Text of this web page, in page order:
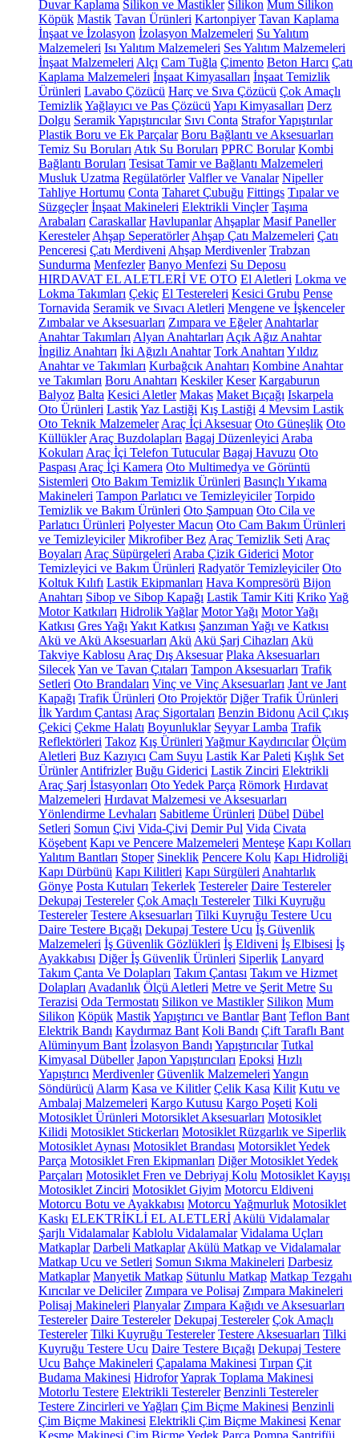
Duvar Kaplama Silikon ve Mastikler Silikon Mum Silikon
Köpük Mastik Tavan Ürünleri Kartonpiyer Tavan Kaplama
İnşaat ve İzolasyon İzolasyon Malzemeleri Su Yalıtım
Malzemeleri Isı Yalıtım Malzemeleri Ses Yalıtım Malzemeleri
İnşaat Malzemeleri Alçı Cam Tuğla Çimento Beton Harcı Çatı
Kaplama Malzemeleri İnşaat Kimyasalları İnşaat Temizlik
Ürünleri Lavabo Çözücü Harç ve Sıva Çözücü Çok Amaçlı
TemizlikYağlayıcı ve Pas Çözücü Yapı Kimyasalları Derz
Dolgu Seramik Yapıştırıcılar Sıvı Conta Strafor Yapıştırılar
Plastik Boru ve Ek Parçalar Boru Bağlantı ve Aksesuarları
Temiz Su Boruları Atık Su Boruları PPRC Borular Kombi
Bağlantı Boruları Tesisat Tamir ve Bağlantı Malzemeleri
Musluk Uzatma Regülatörler Valfler ve Vanalar Nipeller
Tahliye Hortumu Conta Taharet Çubuğu Fittings Tıpalar ve
Süzgeçler İnşaat Makineleri Elektrikli Vinçler Taşıma
Arabaları Caraskallar Havlupanlar Ahşaplar Masif Paneller
Keresteler Ahşap Seperatörler Ahşap Çatı Malzemeleri Çatı
Penceresi Çatı Merdiveni Ahşap Merdivenler Trabzan
Sundurma Menfezler Banyo Menfezi Su Deposu
HIRDAVAT EL ALETLERİ VE OTO El Aletleri Lokma ve
Lokma Takımları Çekiç El Testereleri Kesici Grubu Pense
Tornavida Seramik ve Sıvacı Aletleri Mengene ve İşkenceler
Zımbalar ve Aksesuarları Zımpara ve Eğeler Anahtarlar
Anahtar Takımları Alyan Anahtarları Açık Ağız Anahtar
İngiliz Anahtarı İki Ağızlı Anahtar Tork Anahtarı Yıldız
Anahtar ve Takımları Kurbağcık Anahtarı Kombine Anahtar
ve Takımları Boru Anahtarı Keskiler Keser Kargaburun
Balyoz Balta Kesici Aletler Makas Maket Bıçağı Iskarpela
Oto Ürünleri LastikYaz Lastiği Kış Lastiği 4 Mevsim Lastik
Oto Teknik Malzemeler Araç İçi Aksesuar Oto Güneşlik Oto
Küllükler Araç Buzdolapları Bagaj Düzenleyici Araba
Kokuları Araç İçi Telefon Tutucular Bagaj Havuzu Oto
Paspası Araç İçi Kamera Oto Multimedya ve Görüntü
Sistemleri Oto Bakım Temizlik Ürünleri Basınçlı Yıkama
Makineleri Tampon Parlatıcı ve Temizleyiciler Torpido
Temizlik ve Bakım Ürünleri Oto Şampuan Oto Cila ve
Parlatıcı Ürünleri Polyester Macun Oto Cam Bakım Ürünleri
ve Temizleyiciler Mikrofiber Bez Araç Temizlik Seti Araç
Boyaları Araç Süpürgeleri Araba Çizik Giderici Motor
Temizleyici ve Bakım Ürünleri Radyatör Temizleyiciler Oto
Koltuk Kılıfı Lastik Ekipmanları Hava Kompresörü Bijon
Anahtarı Sibop ve Sibop Kapağı Lastik Tamir Kiti KrikoYağ
Motor Katkıları Hidrolik Yağlar Motor Yağı Motor Yağı
Katkısı Gres Yağı Yakıt Katkısı Şanzıman Yağı ve Katkısı
Akü ve Akü Aksesuarları Akü Akü Şarj Cihazları Akü
Takviye Kablosu Araç Dış Aksesuar Plaka Aksesuarları
SilecekYan ve Tavan Çıtaları Tampon Aksesuarları Trafik
Setleri Oto Brandaları Vinç ve Vinç Aksesuarları Jant ve Jant
Kapağı Trafik Ürünleri Oto Projektör Diğer Trafik Ürünleri
İlk Yardım Çantası Araç Sigortaları Benzin Bidonu Acil Çıkış
Çekici Çekme Halatı Boyunluklar Seyyar Lamba Trafik
Reflektörleri Takoz Kış Ürünleri Yağmur Kaydırıcılar Ölçüm
Aletleri Buz Kazıyıcı Cam Suyu Lastik Kar Paleti Kışlık Set
Ürünler Antifrizler Buğu Giderici Lastik Zinciri Elektrikli
Araç Şarj İstasyonları Oto Yedek Parça Römork Hırdavat
Malzemeleri Hırdavat Malzemesi ve Aksesuarları
Yönlendirme Levhaları Sabitleme Ürünleri Dübel Dübel
Setleri Somun Çivi Vida-Çivi Demir Pul Vida Civata
Köşebent Kapı ve Pencere Malzemeleri Menteşe Kapı Kolları
Yalıtım Bantları Stoper Sineklik Pencere Kolu Kapı Hidroliği
Kapı Dürbünü Kapı Kilitleri Kapı Sürgüleri Anahtarlık
Gönye Posta Kutuları Tekerlek Testereler Daire Testereler
Dekupaj Testereler Çok Amaçlı Testereler Tilki Kuyruğu
Testereler Testere Aksesuarları Tilki Kuyruğu Testere Ucu
Daire Testere Bıçağı Dekupaj Testere Ucu İş Güvenlik
Malzemeleri İş Güvenlik Gözlükleri İş Eldiveni İş Elbisesi İş
Ayakkabısı Diğer İş Güvenlik Ürünleri Siperlik Lanyard
Takım Çanta Ve Dolapları Takım Çantası Takım ve Hizmet
Dolapları Avadanlık Ölçü Aletleri Metre ve Şerit Metre Su
Terazisi Oda Termostatı Silikon ve Mastikler Silikon Mum
Silikon Köpük MastikYapıştırıcı ve Bantlar Bant Teflon Bant
Elektrik Bandı Kaydırmaz Bant Koli Bandı Çift Taraflı Bant
Alüminyum Bant İzolasyon Bandı Yapıştırıcılar Tutkal
Kimyasal Dübeller Japon Yapıştırıcıları Epoksi Hızlı
Yapıştırıcı Merdivenler Güvenlik Malzemeleri Yangın
Söndürücü Alarm Kasa ve Kilitler Çelik Kasa Kilit Kutu ve
Ambalaj Malzemeleri Kargo Kutusu Kargo Poşeti Koli
Motosiklet Ürünleri Motorsiklet Aksesuarları Motosiklet
Kilidi Motosiklet Stickerları Motosiklet Rüzgarlık ve Siperlik
Motosiklet Aynası Motosiklet Brandası Motorsiklet Yedek
Parça Motosiklet Fren Ekipmanları Diğer Motosiklet Yedek
Parçaları Motosiklet Fren ve Debriyaj Kolu Motosiklet Kayışı
Motosiklet Zinciri Motosiklet Giyim Motorcu Eldiveni
Motorcu Botu ve Ayakkabısı Motorcu Yağmurluk Motosiklet
Kaskı ELEKTRİKLİ EL ALETLERİ Akülü Vidalamalar
Şarjlı Vidalamalar Kablolu Vidalamalar Vidalama Uçları
Matkaplar Darbeli Matkaplar Akülü Matkap ve Vidalamalar
Matkap Ucu ve Setleri Somun Sıkma Makineleri Darbesiz
Matkaplar Manyetik Matkap Sütunlu Matkap Matkap Tezgahı
Kırıcılar ve Deliciler Zımpara ve Polisaj Zımpara Makineleri
Polisaj Makineleri Planyalar Zımpara Kağıdı ve Aksesuarları
Testereler Daire Testereler Dekupaj Testereler Çok Amaçlı
Testereler Tilki Kuyruğu Testereler Testere Aksesuarları Tilki
Kuyruğu Testere Ucu Daire Testere Bıçağı Dekupaj Testere
Ucu Bahçe Makineleri Çapalama Makinesi Tırpan Çit
Budama Makinesi HidroforYaprak Toplama Makinesi
Motorlu Testere Elektrikli Testereler Benzinli Testereler
Testere Zincirleri ve Yağları Çim Biçme Makinesi Benzinli
Çim Biçme Makinesi Elektrikli Çim Biçme Makinesi Kenar
Kesme Makinesi Çim Biçme Yedek Parça Pompa Santrifüj